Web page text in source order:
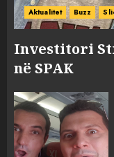
Aktualitet Buzz
Investitori
në SPAK